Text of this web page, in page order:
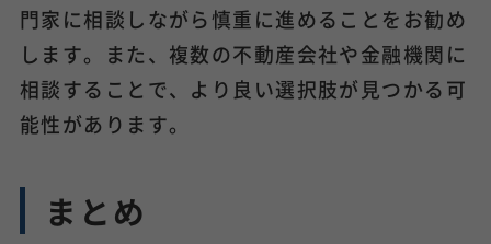
門家に相談しながら慎重に進めることをお勧め
します。また、複数の不動産会社や金融機関に
相談することで、より良い選択肢が見つかる可
能性があります。
まとめ